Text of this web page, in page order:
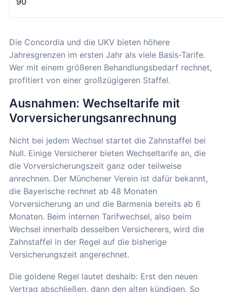
Die Concordia und die UKV bieten höhere
Jahresgrenzen im ersten Jahr als viele Basis-Tarife.
Wer mit einem größeren Behandlungsbedarf rechnet,
profitiert von einer großzügigeren Staffel.
Ausnahmen: Wechseltarife mit
Vorversicherungsanrechnung
Nicht bei jedem Wechsel startet die Zahnstaffel bei
Null. Einige Versicherer bieten Wechseltarife an, die
die Vorversicherungszeit ganz oder teilweise
anrechnen. Der Münchener Verein ist dafür bekannt,
die Bayerische rechnet ab 48 Monaten
Vorversicherung an und die Barmenia bereits ab 6
Monaten. Beim internen Tarifwechsel, also beim
Wechsel innerhalb desselben Versicherers, wird die
Zahnstaffel in der Regel auf die bisherige
Versicherungszeit angerechnet.
Die goldene Regel lautet deshalb: Erst den neuen
Vertrag abschließen, dann den alten kündigen. So